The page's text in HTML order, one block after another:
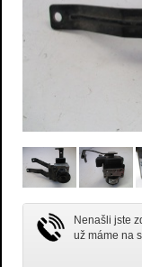
Nenašli jste
už máme na